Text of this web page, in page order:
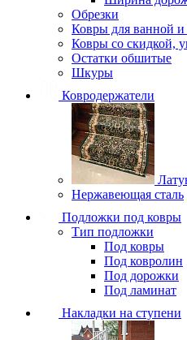
Обрезки
Ковры для ванной и
Ковры со скидкой,
Остатки обшитые
Шкуры
Ковродержатели
Нержавеющая сталь
Подложки под ковры
Тип подложки
Под ковры
Под ковролин
Под дорожки
Под ламинат
Накладки на ступени